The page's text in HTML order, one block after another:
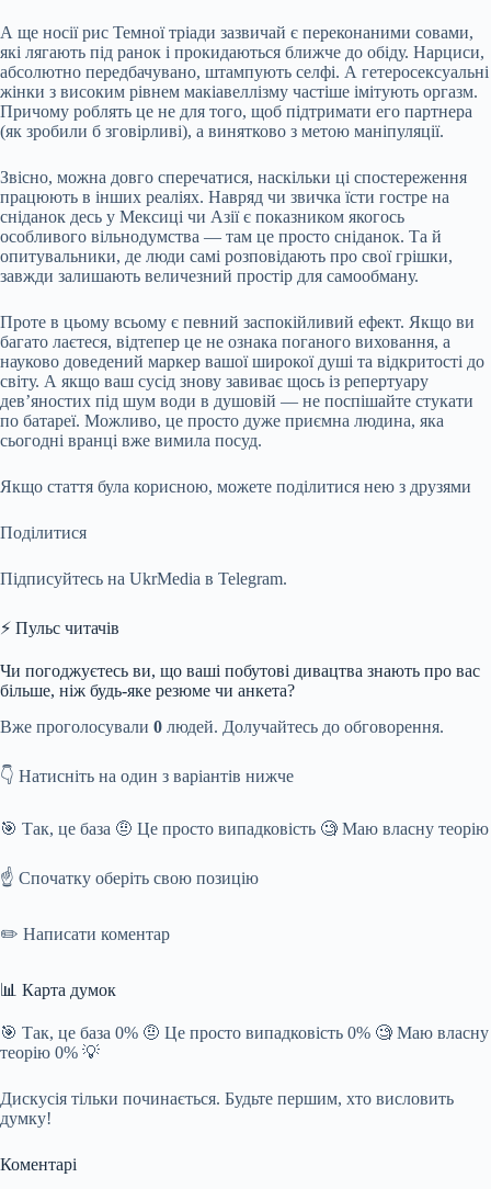
А ще носії рис Темної тріади зазвичай є переконаними совами,
які лягають під ранок і прокидаються ближче до обіду. Нарциси,
абсолютно передбачувано, штампують селфі. А гетеросексуальні
жінки з високим рівнем макіавеллізму частіше імітують оргазм.
Причому роблять це не для того, щоб підтримати его партнера
(як зробили б зговірливі), а винятково з метою маніпуляції.
Звісно, можна довго сперечатися, наскільки ці спостереження
працюють в інших реаліях. Навряд чи звичка їсти гостре на
сніданок десь у Мексиці чи Азії є показником якогось
особливого вільнодумства — там це просто сніданок. Та й
опитувальники, де люди самі розповідають про свої грішки,
завжди залишають величезний простір для самообману.
Проте в цьому всьому є певний заспокійливий ефект. Якщо ви
багато лаєтеся, відтепер це не ознака поганого виховання, а
науково доведений маркер вашої широкої душі та відкритості до
світу. А якщо ваш сусід знову завиває щось із репертуару
дев’яностих під шум води в душовій — не поспішайте стукати
по батареї. Можливо, це просто дуже приємна людина, яка
сьогодні вранці вже вимила посуд.
Якщо стаття була корисною, можете поділитися нею з друзями
Поділитися
Підписуйтесь на UkrMedia в Telegram.
⚡ Пульс читачів
Чи погоджуєтесь ви, що ваші побутові дивацтва знають про вас
більше, ніж будь-яке резюме чи анкета?
Вже проголосували 0 людей. Долучайтесь до обговорення.
👇 Натисніть на один з варіантів нижче
🎯 Так, це база 🤨 Це просто випадковість 🧐 Маю власну теорію
☝️ Спочатку оберіть свою позицію
✏️ Написати коментар
📊 Карта думок
🎯 Так, це база 0% 🤨 Це просто випадковість 0% 🧐 Маю власну
теорію 0% 💡
Дискусія тільки починається. Будьте першим, хто висловить
думку!
Коментарі